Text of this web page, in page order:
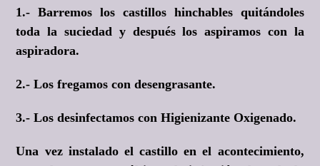
1.- Barremos los castillos hinchables quitándoles
toda la suciedad y después los aspiramos con la
aspiradora.
2.- Los fregamos con desengrasante.
3.- Los desinfectamos con Higienizante Oxigenado.
Una vez instalado el castillo en el acontecimiento,